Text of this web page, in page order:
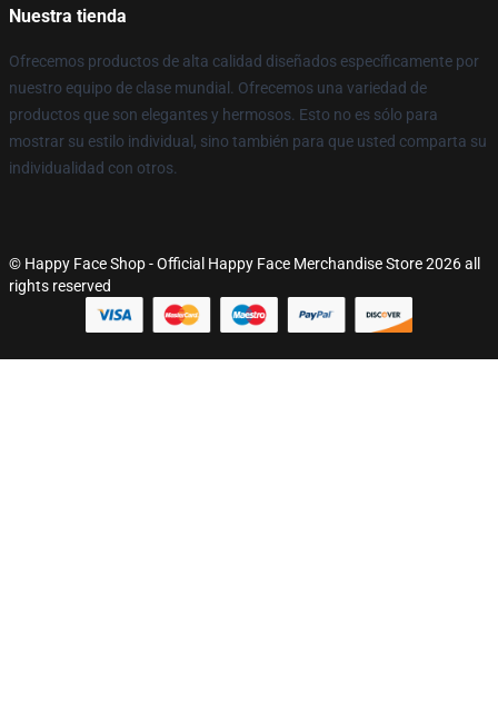
Nuestra tienda
Ofrecemos productos de alta calidad diseñados específicamente por
nuestro equipo de clase mundial. Ofrecemos una variedad de
productos que son elegantes y hermosos. Esto no es sólo para
mostrar su estilo individual, sino también para que usted comparta su
individualidad con otros.
© Happy Face Shop - Official Happy Face Merchandise Store 2026 all
rights reserved